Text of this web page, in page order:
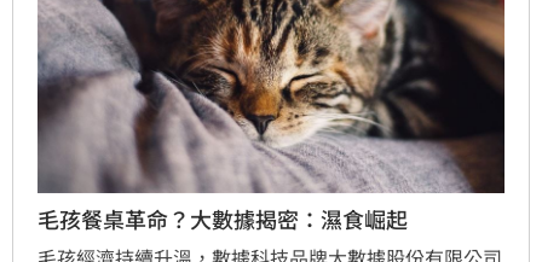
毛孩餐桌革命？大數據揭密：濕食崛起